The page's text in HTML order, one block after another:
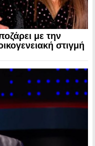
με την
στιγμή